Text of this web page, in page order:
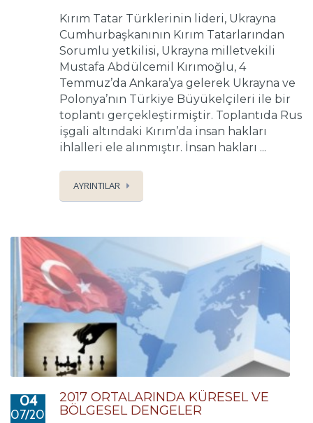
Kırım Tatar Türklerinin lideri, Ukrayna
Cumhurbaşkanının Kırım Tatarlarından
Sorumlu yetkilisi, Ukrayna milletvekili
Mustafa Abdülcemil Kırımoğlu, 4
Temmuz’da Ankara’ya gelerek Ukrayna ve
Polonya’nın Türkiye Büyükelçileri ile bir
toplantı gerçekleştirmiştir. Toplantıda Rus
işgali altındaki Kırım’da insan hakları
ihlalleri ele alınmıştır. İnsan hakları ...
AYRINTILAR
04
07/2017
2017 ORTALARINDA KÜRESEL VE
BÖLGESEL DENGELER